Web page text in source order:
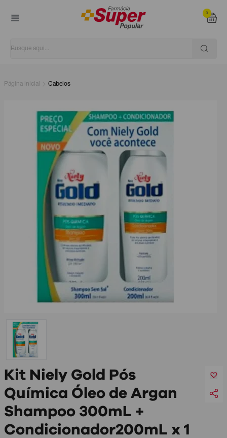
0
Página inicial Cabelos
Kit Niely Gold Pós
Química Óleo de Argan
Shampoo 300mL +
Condicionador200mL x 1